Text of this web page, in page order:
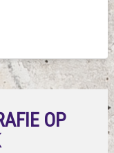
OP